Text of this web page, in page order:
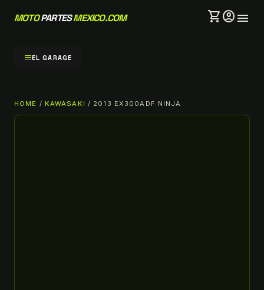
MOTOPARTESMEXICO.COM shopping_cartaccount_circlemenu
menuEL GARAGE
HOME / KAWASAKI / 2013 EX300ADF NINJA